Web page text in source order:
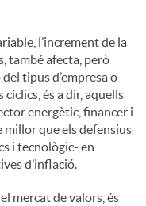
l’increment de la
també afecta, però
tipus d’empresa o
és a dir, aquells
energètic, financer i
que els defensius
i tecnològic- en
d’inflació.
mercat de valors, és